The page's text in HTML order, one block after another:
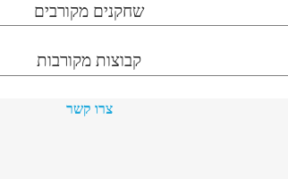
שחקנים מקורבים
קבוצות מקורבות
צרו קשר